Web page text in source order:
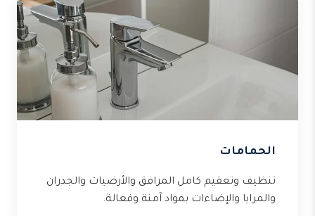
الحمامات
تنظيف وتعقيم كامل المرافق والأرضيات والجدران
والمرايا والإضاءات بمواد آمنة وفعالة.